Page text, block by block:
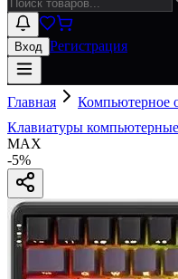
Вход Регистрация
Главная Компьютерное
Клавиатуры компьютерные
MAX
-5%